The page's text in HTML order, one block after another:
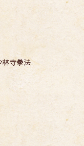
寺拳法